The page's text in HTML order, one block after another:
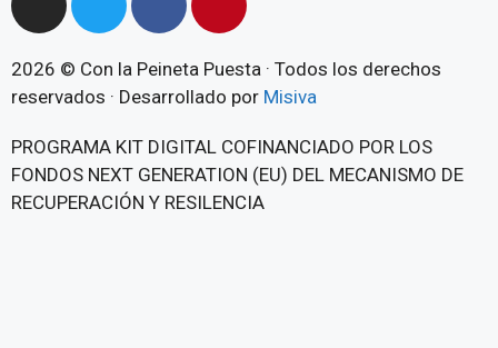
2026 © Con la Peineta Puesta · Todos los derechos
reservados · Desarrollado por Misiva
PROGRAMA KIT DIGITAL COFINANCIADO POR LOS
FONDOS NEXT GENERATION (EU) DEL MECANISMO DE
RECUPERACIÓN Y RESILENCIA